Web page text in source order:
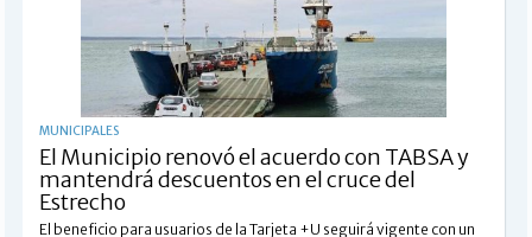
MUNICIPALES
El Municipio renovó el acuerdo con TABSA y
mantendrá descuentos en el cruce del
Estrecho
El beneficio para usuarios de la Tarjeta +U seguirá vigente con un